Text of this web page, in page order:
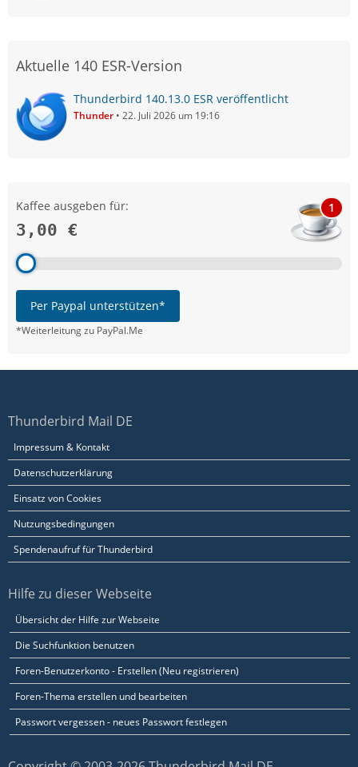
Aktuelle 140 ESR-Version
Thunderbird 140.13.0 ESR veröffentlicht
Thunder 22. Juli 2026 um 19:16
Kaffee ausgeben für:
3,00 €
1
Per Paypal unterstützen*
*Weiterleitung zu PayPal.Me
Thunderbird Mail DE
Impressum & Kontakt
Datenschutzerklärung
Einsatz von Cookies
Nutzungsbedingungen
Spendenaufruf für Thunderbird
Hilfe zu dieser Webseite
Übersicht der Hilfe zur Webseite
Die Suchfunktion benutzen
Foren-Benutzerkonto - Erstellen (Neu registrieren)
Foren-Thema erstellen und bearbeiten
Passwort vergessen - neues Passwort festlegen